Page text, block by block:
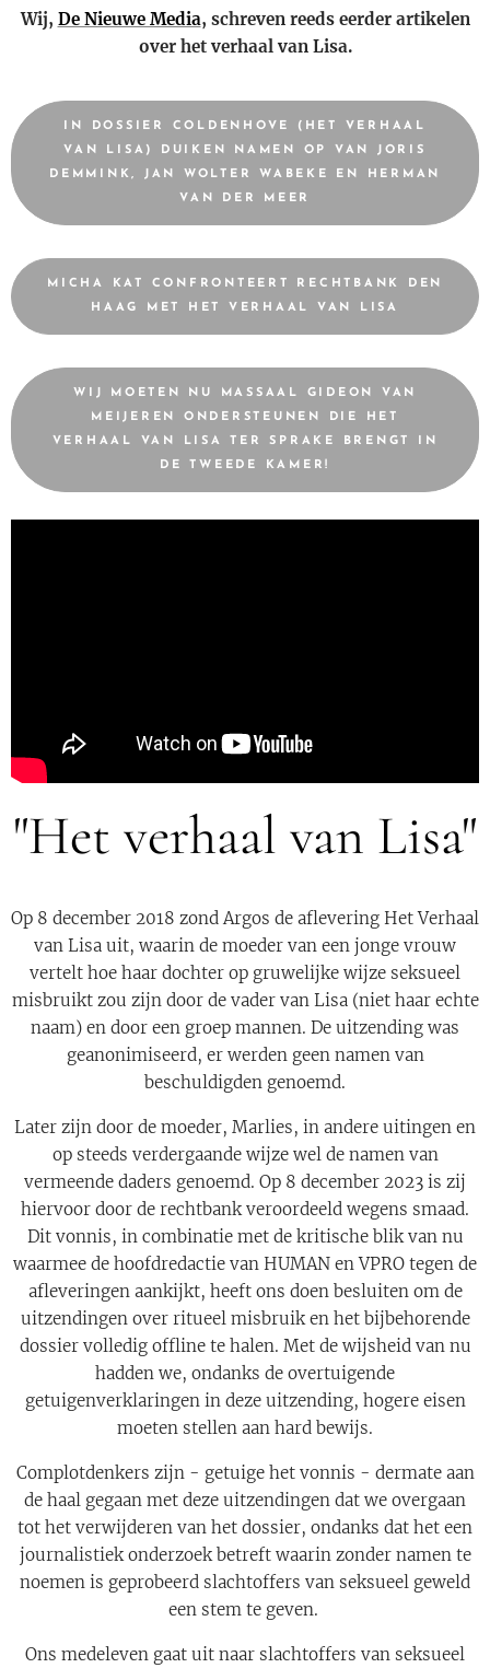
Wij, De Nieuwe Media, schreven reeds eerder artikelen
over het verhaal van Lisa.
IN DOSSIER COLDENHOVE (HET VERHAAL
VAN LISA) DUIKEN NAMEN OP VAN JORIS
DEMMINK, JAN WOLTER WABEKE EN HERMAN
VAN DER MEER
MICHA KAT CONFRONTEERT RECHTBANK DEN
HAAG MET HET VERHAAL VAN LISA
WIJ MOETEN NU MASSAAL GIDEON VAN
MEIJEREN ONDERSTEUNEN DIE HET
VERHAAL VAN LISA TER SPRAKE BRENGT IN
DE TWEEDE KAMER!
"Het verhaal van Lisa"
Op 8 december 2018 zond Argos de aflevering Het Verhaal
van Lisa uit, waarin de moeder van een jonge vrouw
vertelt hoe haar dochter op gruwelijke wijze seksueel
misbruikt zou zijn door de vader van Lisa (niet haar echte
naam) en door een groep mannen. De uitzending was
geanonimiseerd, er werden geen namen van
beschuldigden genoemd.
Later zijn door de moeder, Marlies, in andere uitingen en
op steeds verdergaande wijze wel de namen van
vermeende daders genoemd. Op 8 december 2023 is zij
hiervoor door de rechtbank veroordeeld wegens smaad.
Dit vonnis, in combinatie met de kritische blik van nu
waarmee de hoofdredactie van HUMAN en VPRO tegen de
afleveringen aankijkt, heeft ons doen besluiten om de
uitzendingen over ritueel misbruik en het bijbehorende
dossier volledig offline te halen. Met de wijsheid van nu
hadden we, ondanks de overtuigende
getuigenverklaringen in deze uitzending, hogere eisen
moeten stellen aan hard bewijs.
Complotdenkers zijn - getuige het vonnis - dermate aan
de haal gegaan met deze uitzendingen dat we overgaan
tot het verwijderen van het dossier, ondanks dat het een
journalistiek onderzoek betreft waarin zonder namen te
noemen is geprobeerd slachtoffers van seksueel geweld
een stem te geven.
Ons medeleven gaat uit naar slachtoffers van seksueel